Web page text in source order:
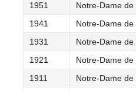
1951
Notre-Dame
1941
Notre-Dame
1931
Notre-Dame
1921
Notre-Dame
1911
Notre-Dame